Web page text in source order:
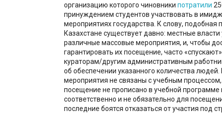
организацию которого чиновники потратили
принуждением студентов участвовать в
мероприятиях государства. К слову, подобная
Казахстане существует давно: местные
различные массовые мероприятия, и, чтобы
гарантировать их посещение, часто
кураторам/другим административным
об обеспечении указанного количества людей.
мероприятия не связаны с учебным процессом,
посещение не прописано в учебной программе
соответственно и не обязательно для
последние боятся отказаться от участия под